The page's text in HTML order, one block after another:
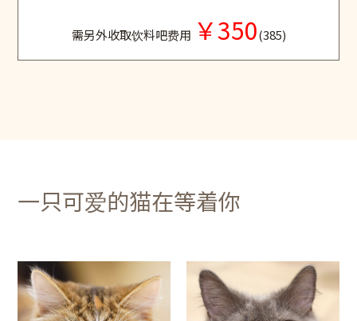
需另外收取饮料吧费用 ￥350(385)
一只可爱的猫在等着你